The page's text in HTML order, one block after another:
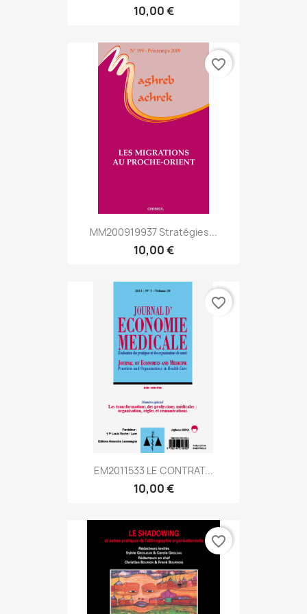
10,00 €
MM200919937 Stratégies...
10,00 €
favorite_border
EM2011533 LE CONTRAT...
10,00 €
favorite_border
favorite_border